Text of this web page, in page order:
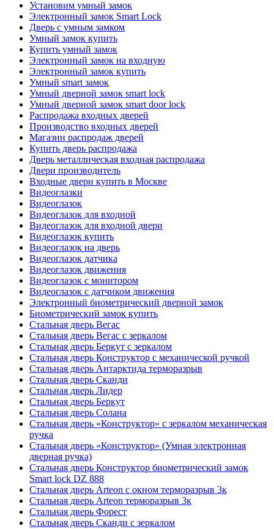
Установим умный замок
Электронный замок Smart Lock
Дверь с умным замком
Умный замок купить
Купить умный замок
Электронный замок на входную
Электронный замок купить
Умный smart замок
Умный дверной замок smart lock
Умный дверной замок smart door lock
Распродажа входных дверей
Производство входных дверей
Магазин распродаж дверей
Купить дверь распродажа
Дверь металлическая входная распродажа
Двери производитель
Входные двери купить в Москве
Видеоглазки
Видеоглазок
Видеоглазок для входной
Видеоглазок для входной двери
Видеоглазок купить
Видеоглазок на дверь
Видеоглазок датчика
Видеоглазок движения
Видеоглазок с монитором
Видеоглазок с датчиком движения
Электронный биометрический дверной замок
Биометрический замок купить
Стальная дверь Вегас
Стальная дверь Вегас с зеркалом
Стальная дверь Беркут с зеркалом
Стальная дверь Конструктор с механической ручкой
Стальная дверь Антарктида терморазрыв
Стальная дверь Сканди
Стальная дверь Лидер
Стальная дверь Беркут
Стальная дверь Солана
Стальная дверь «Конструктор» с зеркалом механическая
ручка
Стальная дверь «Конструктор» (Умная электронная
дверная ручка)
Стальная дверь Конструктор биометрический замок
Smart lock DZ 888
Стальная дверь Arteon с окном терморазрыв 3к
Стальная дверь Arteon терморазрыв 3к
Стальная дверь Форест
Стальная дверь Сканди с зеркалом